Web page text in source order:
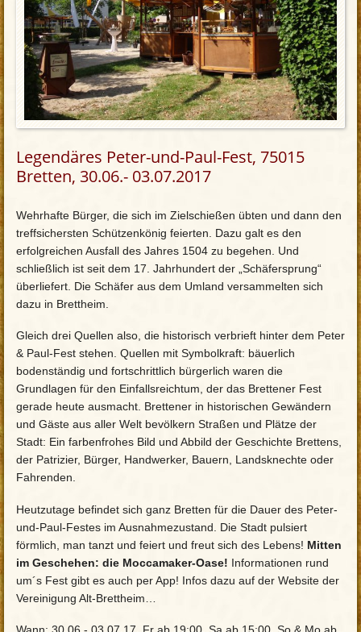
Legendäres Peter-und-Paul-Fest, 75015
Bretten, 30.06.- 03.07.2017
Wehrhafte Bürger, die sich im Zielschießen übten und dann den
treffsichersten Schützenkönig feierten. Dazu galt es den
erfolgreichen Ausfall des Jahres 1504 zu begehen. Und
schließlich ist seit dem 17. Jahrhundert der „Schäfersprung“
überliefert. Die Schäfer aus dem Umland versammelten sich
dazu in Brettheim.
Gleich drei Quellen also, die historisch verbrieft hinter dem Peter
& Paul-Fest stehen. Quellen mit Symbolkraft: bäuerlich
bodenständig und fortschrittlich bürgerlich waren die
Grundlagen für den Einfallsreichtum, der das Brettener Fest
gerade heute ausmacht. Brettener in historischen Gewändern
und Gäste aus aller Welt bevölkern Straßen und Plätze der
Stadt: Ein farbenfrohes Bild und Abbild der Geschichte Brettens,
der Patrizier, Bürger, Handwerker, Bauern, Landsknechte oder
Fahrenden.
Heutzutage befindet sich ganz Bretten für die Dauer des Peter-
und-Paul-Festes im Ausnahmezustand. Die Stadt pulsiert
förmlich, man tanzt und feiert und freut sich des Lebens! Mitten
im Geschehen: die Moccamaker-Oase! Informationen rund
um´s Fest gibt es auch per App! Infos dazu auf der Website der
Vereinigung Alt-Brettheim…